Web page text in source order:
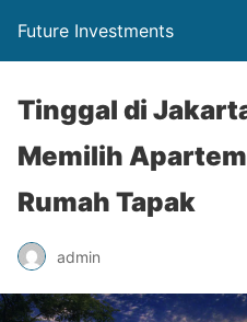
Future Investments
Tinggal di
Memilih
Rumah Tapak
admin